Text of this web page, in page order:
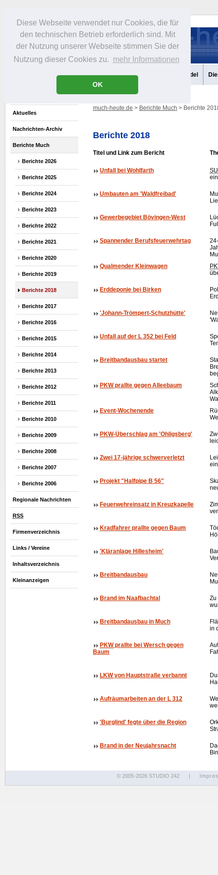
Diese Webseite verwendet nur Cookies, die für
den technischen Betrieb erforderlich sind. Mit
der Nutzung unserer Webseite stimmen Sie der
Nutzung dieser Cookies zu. mehr Informationen
OK
Portrait Infos Freizeit Gastronomie Handel
Aktuelles
Nachrichten-Archiv
Berichte Much
Berichte 2026
Berichte 2025
Berichte 2024
Berichte 2023
Berichte 2022
Berichte 2021
Berichte 2020
Berichte 2019
Berichte 2018
Berichte 2017
Berichte 2016
Berichte 2015
Berichte 2014
Berichte 2013
Berichte 2012
Berichte 2011
Berichte 2010
Berichte 2009
Berichte 2008
Berichte 2007
Berichte 2006
Regionale Nachrichten
RSS
Firmenverzeichnis
Links / Vereine
Inhaltsverzeichnis
Kleinanzeigen
much-heute.de > Berichte Much > Berichte
Berichte 2018
Titel und Link zum Bericht
Unfall bei Wohlfarth
Umbauten am 'Waldfreibad'
Gewerbegebiet Bövingen-West
Spannender Berufsfeuerwehrtag
Qualmender Kleinwagen
Erddeponie bei Birken
'Johann-Trömpert-Schutzhütte'
Unfall auf der L 352 bei Feld
Breitbandausbau startet
PKWprallte gegen Alleebaum
Event-Wochenende
PKW-Überschlag am 'Ohligsberg'
Zwei 17-jährige schwerverletzt
Projekt "Halfpipe B 56"
Feuerwehreinsatz in Kreuzkapelle
Kradfahrer prallte gegen Baum
'Kläranlage Hillesheim'
Breitbandausbau
Brand im Naafbachtal
Zu
Breitbandausbau in Much
in
PKWprallte bei Wersch gegen
Baum
LKWvon Hauptstraße verbannt
Aufräumarbeiten an der L 312
'Burglind' fegte über die Region
Brand in der Neujahrsnacht
© 2005-2026 STUDIO 242 |